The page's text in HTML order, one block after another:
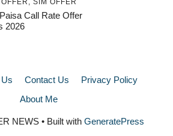
Call Rate Offer
2026
Contact Us
Privacy Policy
About Me
NEWS• Built with GeneratePress